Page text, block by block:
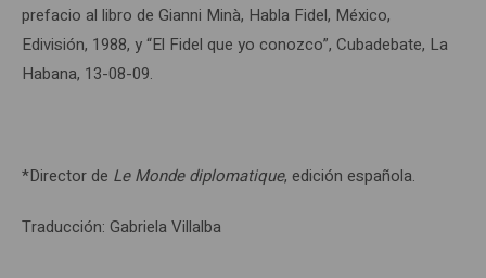
prefacio al libro de Gianni Minà, Habla Fidel, México,
Edivisión, 1988, y “El Fidel que yo conozco”, Cubadebate, La
Habana, 13-08-09.
*Director de Le Monde diplomatique, edición española.
Traducción: Gabriela Villalba